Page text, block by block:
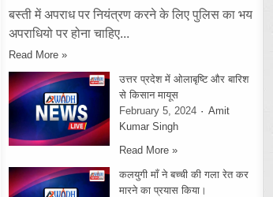
बस्ती में अपराध पर नियंत्रण करने के लिए पुलिस का भय
अपराधियो पर होना चाहिए...
Read More »
उत्तर प्रदेश में ओलाबृष्टि और बारिश
से किसान मायूस
February 5, 2024
Amit
Kumar Singh
Read More »
कलयुगी माँ ने बच्ची की गला रेत कर
मारने का प्रयास किया।